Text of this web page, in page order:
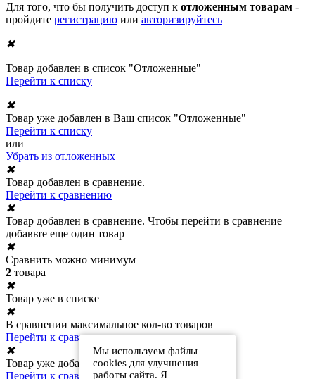
Мы используем файлы
cookies для улучшения
работы сайта. Я
Для того, что бы получить доступ к отложенным товарам -
пройдите регистрацию или авторизируйтесь
✖
Товар добавлен в список "Отложенные"
Перейти к списку
✖
Товар уже добавлен в Ваш список "Отложенные"
Перейти к списку
или
Убрать из отложенных
✖
Товар добавлен в сравнение.
Перейти к сравнению
✖
Товар добавлен в сравнение. Чтобы перейти в сравнение
добавьте еще один товар
✖
Сравнить можно минимум
2 товара
✖
Товар уже в списке
✖
В сравнении максимальное кол-во товаров
Перейти к сравнению
✖
Товар уже добавлен в сравнение
Перейти к сравнению